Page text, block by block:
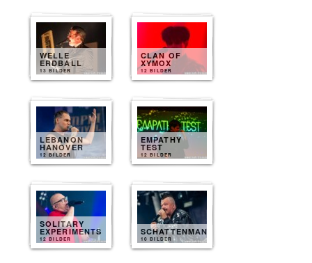
WELLE
ERDBALL
13 BILDER
CLAN OF
XYMOX
12 BILDER
LEBANON
HANOVER
12 BILDER
EMPATHY
TEST
12 BILDER
SOLITARY
EXPERIMENTS
12 BILDER
SCHATTENMANN
10 BILDER